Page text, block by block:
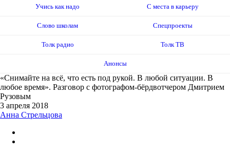
Учись как надо С места в карьеру
Слово школам Спецпроекты
Толк радио Толк ТВ
Анонсы
«Снимайте на всё, что есть под рукой. В любой ситуации. В
любое время». Разговор с фотографом-бёрдвотчером Дмитрием
Рузовым
3 апреля 2018
Анна Стрельцова